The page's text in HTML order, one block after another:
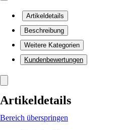
Artikeldetails
Beschreibung
Weitere Kategorien
Kundenbewertungen
Artikeldetails
Bereich überspringen